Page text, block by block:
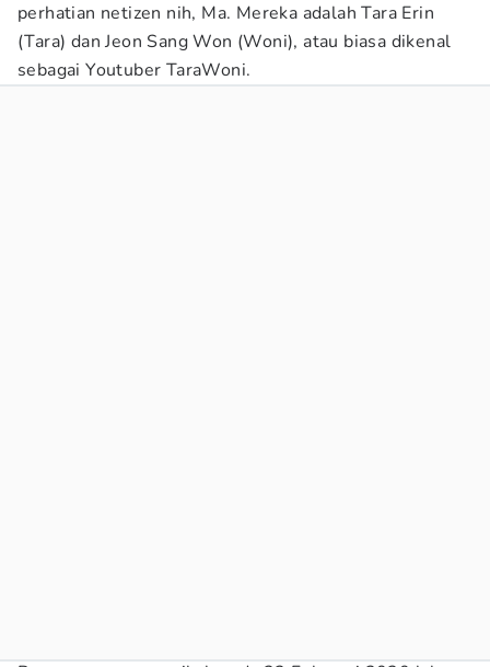
perhatian netizen nih, Ma. Mereka adalah Tara Erin
(Tara) dan Jeon Sang Won (Woni), atau biasa dikenal
sebagai Youtuber TaraWoni.